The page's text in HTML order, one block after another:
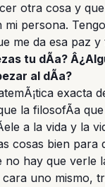
otra cosa y
persona.
me da esa paz y
tu dÃ­a?
al dÃ­a?
exacta
la filosofÃ­a
a la vida y la
cosas bien para
no hay que verle
uno mismo,